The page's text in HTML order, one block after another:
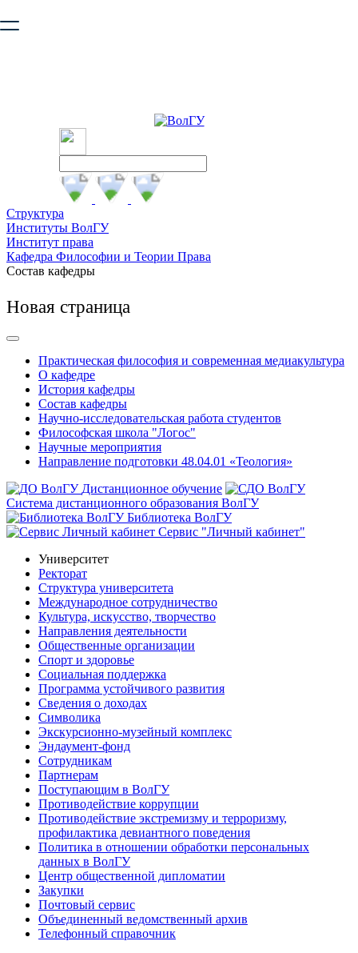
безопасную работу с сайтом. Пожалуйста
Структура
Институты ВолГУ
Институт права
Кафедра Философии и Теории Права
Состав кафедры
Новая страница
Практическая философия и современная медиакультура
О кафедре
История кафедры
Состав кафедры
Научно-исследовательская работа студентов
Философская школа "Логос"
Научные мероприятия
Направление подготовки 48.04.01 «Теология»
Дистанционное обучение
Система дистанционного образования ВолГУ
Библиотека ВолГУ
Сервис "Личный кабинет"
Университет
Ректорат
Структура университета
Международное сотрудничество
Культура, искусство, творчество
Направления деятельности
Общественные организации
Спорт и здоровье
Социальная поддержка
Программа устойчивого развития
Сведения о доходах
Символика
Экскурсионно-музейный комплекс
Эндаумент-фонд
Сотрудникам
Партнерам
Поступающим в ВолГУ
Противодействие коррупции
Противодействие экстремизму и терроризму,
профилактика девиантного поведения
Политика в отношении обработки персональных
данных в ВолГУ
Центр общественной дипломатии
Закупки
Почтовый сервис
Объединенный ведомственный архив
Телефонный справочник